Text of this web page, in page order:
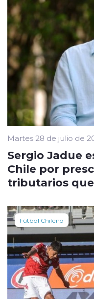
Martes 28 de julio de
Sergio Jadue
Chile por
tributarios
Fútbol Chileno